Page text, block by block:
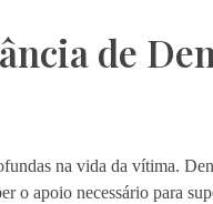
de
na vida da vítima.
o apoio necessário para